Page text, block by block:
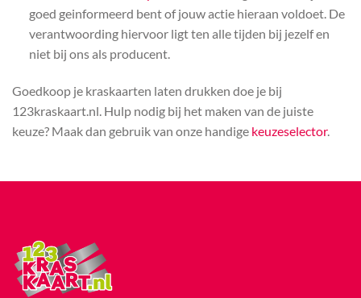
goed geinformeerd bent of jouw actie hieraan voldoet. De
verantwoording hiervoor ligt ten alle tijden bij jezelf en
niet bij ons als producent.
Goedkoop je kraskaarten laten drukken doe je bij
123kraskaart.nl. Hulp nodig bij het maken van de juiste
keuze? Maak dan gebruik van onze handige keuzeselector.